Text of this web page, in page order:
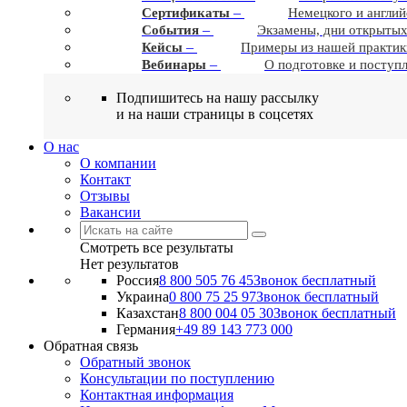
Сертификаты –
Немецкого и
События –
Экзамены, дни
Кейсы –
Примеры из нашей
Вебинары – О подготовке и
Подпишитесь на нашу рассылку
и на наши страницы в соцсетях
О нас
О компании
Контакт
Отзывы
Вакансии
Смотреть все результаты
Нет результатов
Россия8 800 505 76 45Звонок бесплатный
Украина0 800 75 25 97Звонок бесплатный
Казахстан8 800 004 05 30Звонок бесплатный
Германия+49 89 143 773 000
Обратная связь
Обратный звонок
Консультации по поступлению
Контактная информация